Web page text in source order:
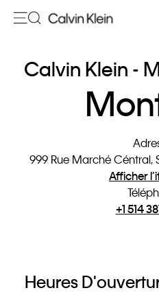
Calvin Klein -
999 Rue Marché Céntral,
Afficher
+1 514
Heures